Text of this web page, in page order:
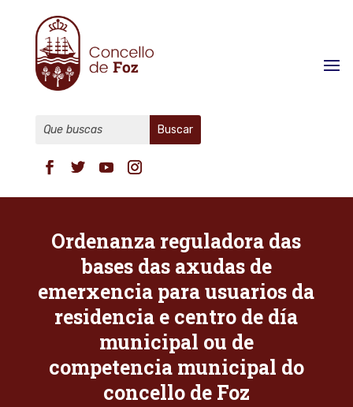
Ordenanza reguladora das
bases das axudas de
emerxencia para usuarios da
residencia e centro de día
municipal ou de
competencia municipal do
concello de Foz